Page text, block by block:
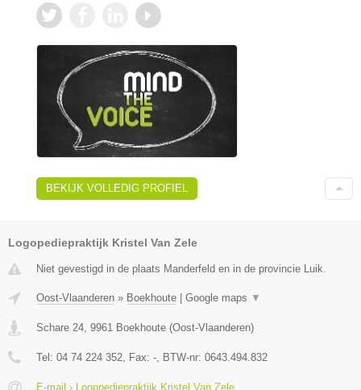
BEKIJK VOLLEDIG PROFIEL
Logopediepraktijk Kristel Van Zele
Niet gevestigd in de plaats Manderfeld en in de provincie Luik.
Oost-Vlaanderen » Boekhoute Google maps ▼
Schare 24, 9961 Boekhoute (Oost-Vlaanderen)
Tel: 04 74 224 352, Fax: -, BTW-nr: 0643.494.832
E-mail › Logopediepraktijk Kristel Van Zele